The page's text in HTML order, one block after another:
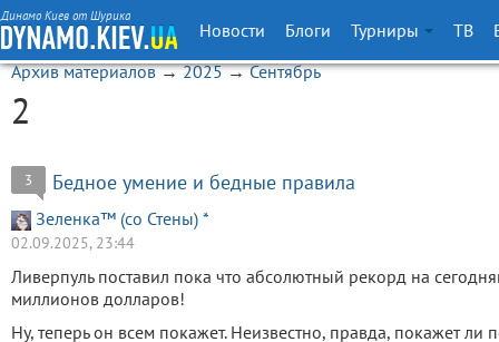
Динамо Киев от Шурика
Новости Блоги Турниры ТВ
Архив материалов→2025→Сентябрь
2
3 Бедное умение и бедные правила
Зеленка™ (со Стены) *
02.09.2025, 23:44
Ливерпуль поставил пока что абсолютный рекорд на
миллионов долларов!
Ну, теперь он всем покажет. Неизвестно, правда, покажет